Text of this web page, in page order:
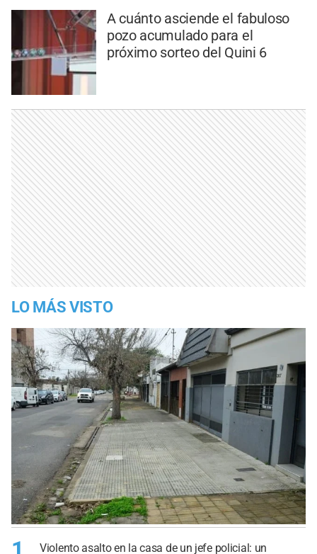
A cuánto asciende el fabuloso
pozo acumulado para el
próximo sorteo del Quini 6
LO MÁS VISTO
Violento asalto en la casa de un jefe policial: un